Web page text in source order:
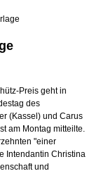
Preis geht in
des
(Kassel) und Carus
am Montag mitteilte.
"einer
Intendantin Christina
und